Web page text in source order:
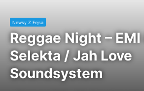
Newsy Z Fejsa
Reggae Night –
Selekta / Jah Love
Soundsystem